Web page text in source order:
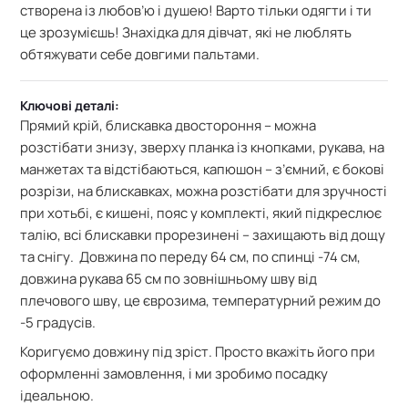
створена із любов’ю і душею! Варто тільки одягти і ти
це зрозумієшь! Знахідка для дівчат, які не люблять
обтяжувати себе довгими пальтами.
Ключові деталі:
Прямий крій, блискавка двостороння – можна
розстібати знизу, зверху планка із кнопками, рукава, на
манжетах та відстібаються, капюшон – з’ємний, є бокові
розрізи, на блискавках, можна розстібати для зручності
при хотьбі, є кишені, пояс у комплекті, який підкреслює
талію, всі блискавки прорезинені – захищають від дощу
та снігу. Довжина по переду 64 см, по спинці -74 см,
довжина рукава 65 см по зовнішньому шву від
плечового шву, це єврозима, температурний режим до
-5 градусів.
Коригуємо довжину під зріст. Просто вкажіть його при
оформленні замовлення, і ми зробимо посадку
ідеальною.